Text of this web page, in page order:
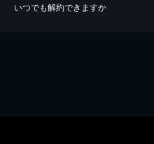
いつでも解約できますか